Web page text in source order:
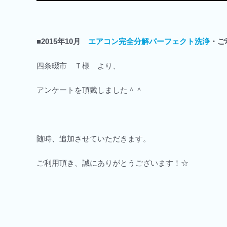
■2015年10月 エアコン完全分解パーフェクト洗浄・ご
四条畷市 Ｔ様 より、
アンケートを頂戴しました＾＾
随時、追加させていただきます。
ご利用頂き、誠にありがとうございます！☆